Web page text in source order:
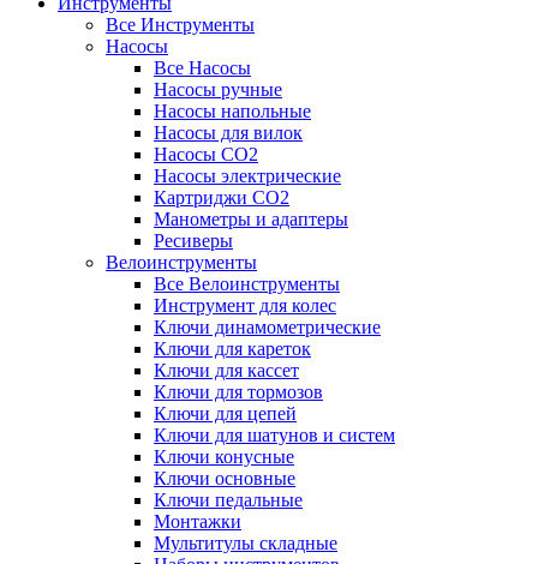
Все Инструменты
Насосы
Все Насосы
Насосы ручные
Насосы напольные
Насосы для вилок
Насосы CO2
Насосы электрические
Картриджи CO2
Манометры и адаптеры
Ресиверы
Велоинструменты
Все Велоинструменты
Инструмент для колес
Ключи динамометрические
Ключи для кареток
Ключи для кассет
Ключи для тормозов
Ключи для цепей
Ключи для шатунов и систем
Ключи конусные
Ключи основные
Ключи педальные
Монтажки
Мультитулы складные